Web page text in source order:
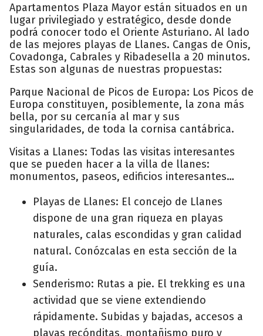
Apartamentos Plaza Mayor están situados en un
lugar privilegiado y estratégico, desde donde
podrá conocer todo el Oriente Asturiano. Al lado
de las mejores playas de Llanes. Cangas de Onis,
Covadonga, Cabrales y Ribadesella a 20 minutos.
Estas son algunas de nuestras propuestas:
Parque Nacional de Picos de Europa: Los Picos de
Europa constituyen, posiblemente, la zona más
bella, por su cercanía al mar y sus
singularidades, de toda la cornisa cantábrica.
Visitas a Llanes: Todas las visitas interesantes
que se pueden hacer a la villa de llanes:
monumentos, paseos, edificios interesantes…
Playas de Llanes: El concejo de Llanes
dispone de una gran riqueza en playas
naturales, calas escondidas y gran calidad
natural. Conózcalas en esta sección de la
guía.
Senderismo: Rutas a pie. El trekking es una
actividad que se viene extendiendo
rápidamente. Subidas y bajadas, accesos a
playas recónditas, montañismo puro y